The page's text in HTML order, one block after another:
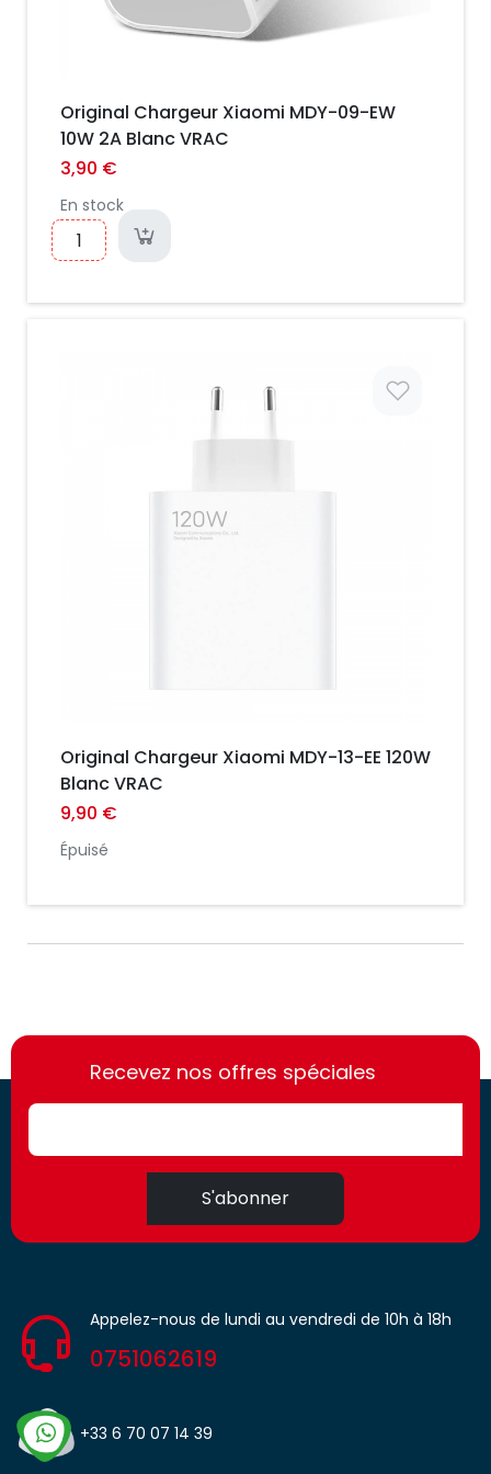
Original Chargeur Xiaomi MDY-09-EW
10W 2A Blanc VRAC
3,90 €
En stock
Original Chargeur Xiaomi MDY-13-EE 120W
Blanc VRAC
9,90 €
Épuisé
https://france-
access.fr
https://france-
access.fr
Recevez nos offres spéciales
S'abonner
Appelez-nous de lundi au vendredi de 10h à 18h
0751062619
+33 6 70 07 14 39